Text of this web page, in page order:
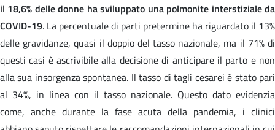
il 18,6% delle donne ha sviluppato una polmonite interstiziale da
COVID-19. La percentuale di parti pretermine ha riguardato il 13%
delle gravidanze, quasi il doppio del tasso nazionale, ma il 71% di
questi casi è ascrivibile alla decisione di anticipare il parto e non
alla sua insorgenza spontanea. Il tasso di tagli cesarei è stato pari
al 34%, in linea con il tasso nazionale. Questo dato evidenzia
come, anche durante la fase acuta della pandemia, i clinici